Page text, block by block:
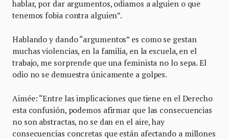
hablar, por dar argumentos, odiamos a alguien o que
tenemos fobia contra alguien”.
Hablando y dando “argumentos” es como se gestan
muchas violencias, en la familia, en la escuela, en el
trabajo, me sorprende que una feminista no lo sepa. El
odio no se demuestra únicamente a golpes.
Aimée: “Entre las implicaciones que tiene en el Derecho
esta confusión, podemos afirmar que las consecuencias
no son abstractas, no se dan en el aire, hay
consecuencias concretas que están afectando a millones